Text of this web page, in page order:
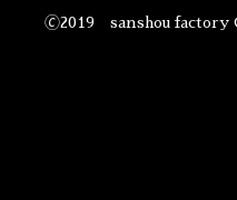
🄫2019 sanshou factory